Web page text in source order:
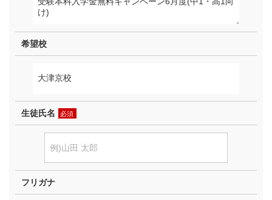
希望校
生徒氏名 必須
フリガナ